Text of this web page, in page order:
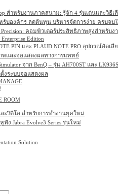
สำหรับงานภาคสนาม: รู้จัก 4 รุ่นเด่นและวิธีเ
บองค์กร ลดต้นทุน บริหารจัดการง่าย ครบจบ
Precision: คอมพิวเตอร์ประสิทธิภาพสูงสำหรับ
Edition
PIN และ PLAUD NOTE PRO อุปกรณ์อัด
พและจอแสดงผลทางการแพทย์
จาก BenQ – รุ่น AH700ST และ
ตั้งระบบจอแสดงผล
ROOM
ะวิดีโอ สำหรับการทำงานยุคใหม่
ง Jabra Evolve3 Series รุ่นใหม่
Solution